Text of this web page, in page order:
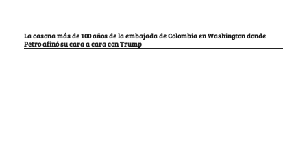
La casona más de 100 años de la embajada de Colombia en Washington donde
Petro afinó su cara a cara con Trump